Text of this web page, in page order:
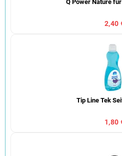
Q Power Nature
2,40
Tip Line Tek
1,80